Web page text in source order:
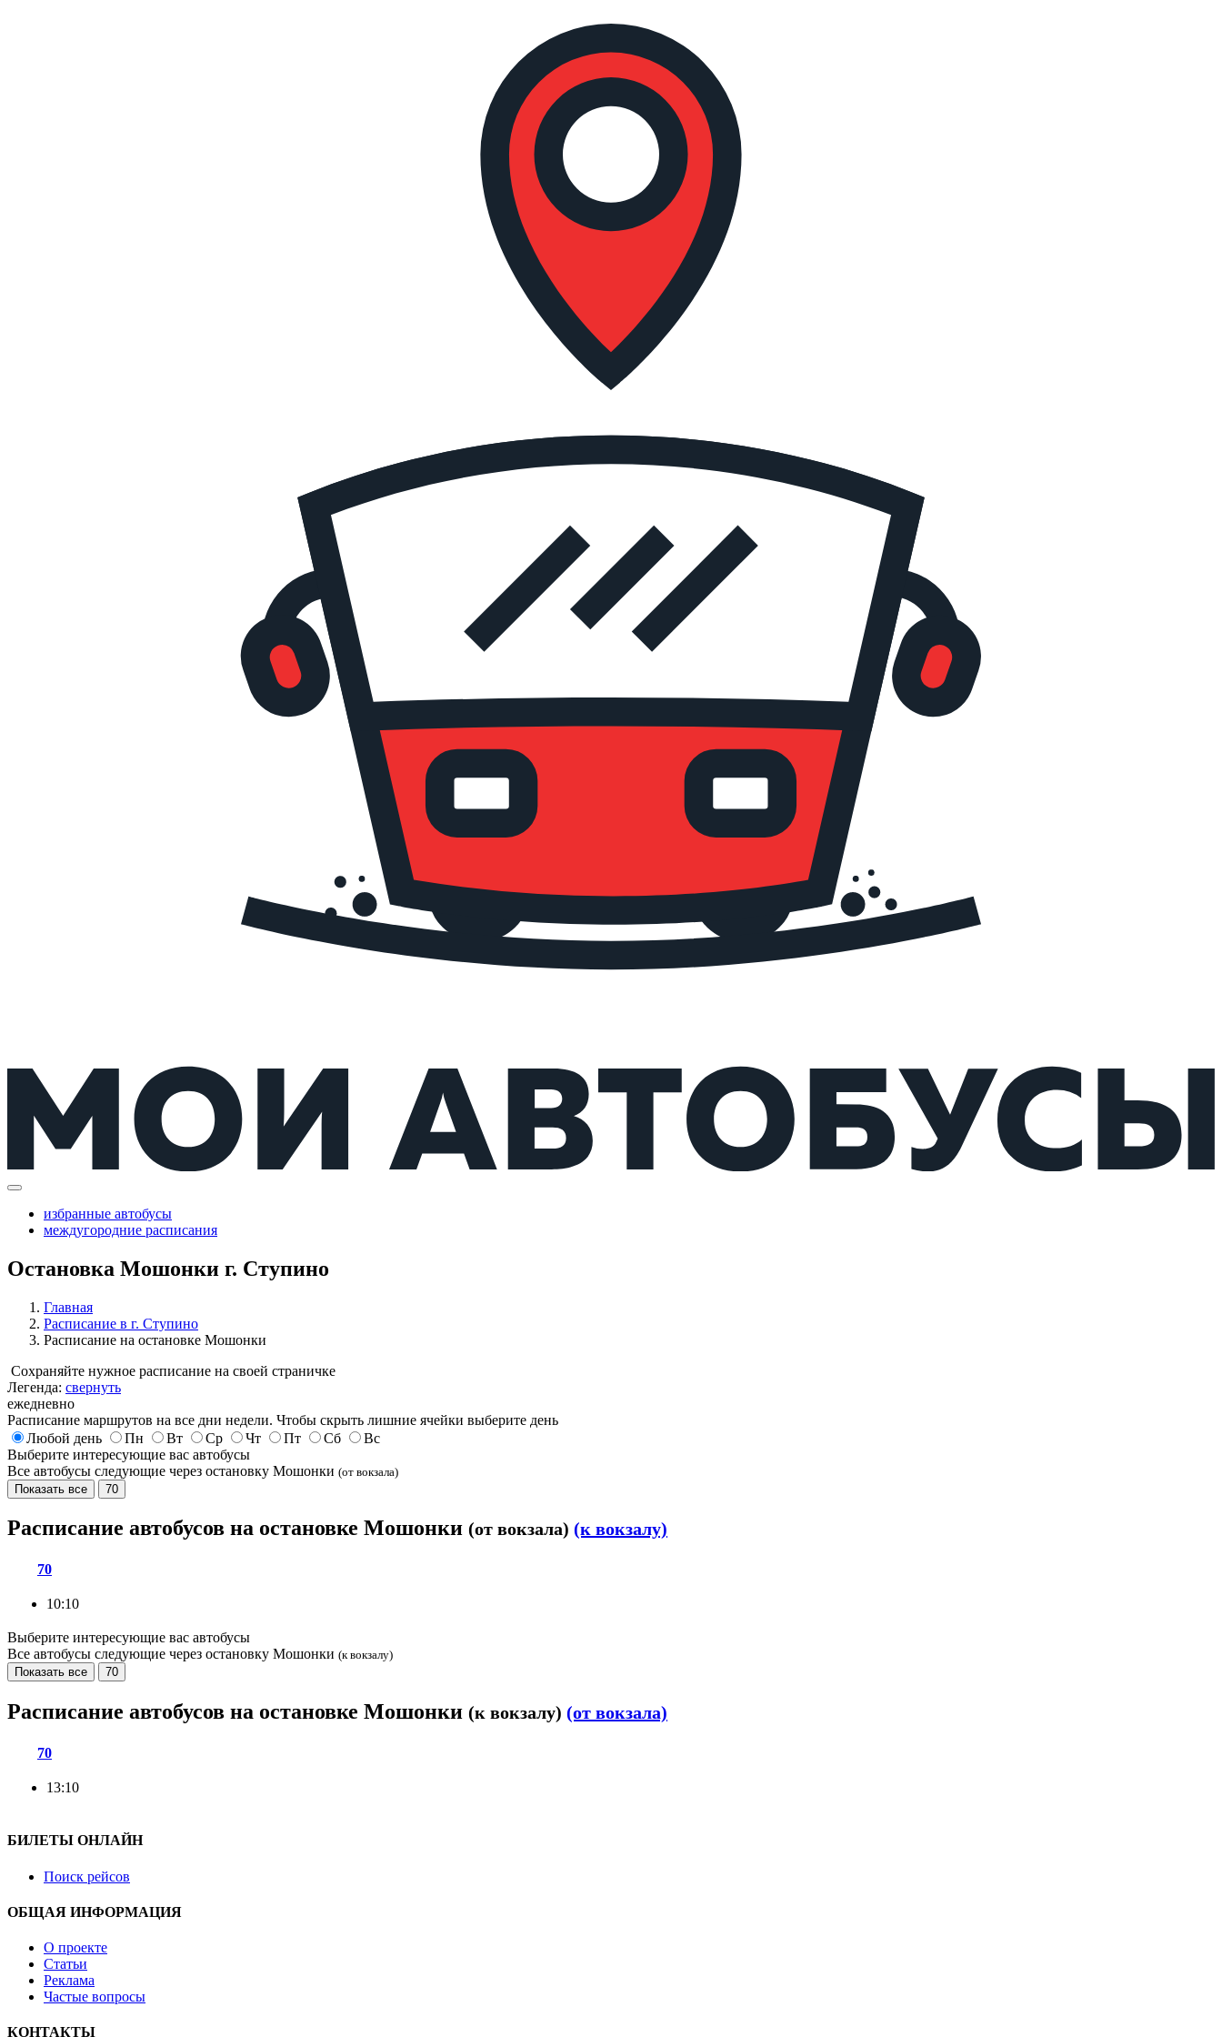
избранные автобусы
междугородние расписания
Остановка Мошонки г. Ступино
Главная
Расписание в г. Ступино
Расписание на остановке Мошонки
Сохраняйте нужное расписание на своей страничке
Легенда: свернуть
ежедневно
Расписание маршрутов на все дни недели. Чтобы скрыть лишние ячейки выберите день
Любой день
Пн Вт Ср Чт Пт Сб
Вс
Выберите интересующие вас автобусы
Все автобусы следующие через остановку Мошонки (от вокзала)
Показать все
70
Расписание автобусов на остановке Мошонки (от вокзала) (к вокзалу)
70
10:10
Выберите интересующие вас автобусы
Все автобусы следующие через остановку Мошонки (к вокзалу)
Показать все
70
Расписание автобусов на остановке Мошонки (к вокзалу) (от вокзала)
70
13:10
БИЛЕТЫ ОНЛАЙН
Поиск рейсов
ОБЩАЯ ИНФОРМАЦИЯ
О проекте
Статьи
Реклама
Частые вопросы
КОНТАКТЫ